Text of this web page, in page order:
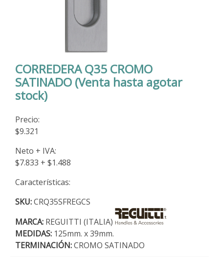
CORREDERA Q35 CROMO
SATINADO (Venta hasta agotar
stock)
Precio:
$9.321
Neto + IVA:
$7.833 + $1.488
Características:
SKU:CRQ35SFREGCS
MARCA: REGUITTI (ITALIA)
MEDIDAS: 125mm. x 39mm.
TERMINACIÓN:CROMO SATINADO